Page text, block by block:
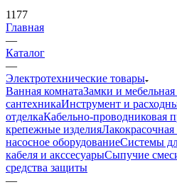
1177
Главная
—
Каталог
—
Электротехнические товары
Ванная комнатаЗамки и
сантехникаИнструмент и
отделкаКабельно-проводниковая
крепежные изделия
насосное оборудованиеСистемы
кабеля и акссесуарыСыпучие
средства защиты
—